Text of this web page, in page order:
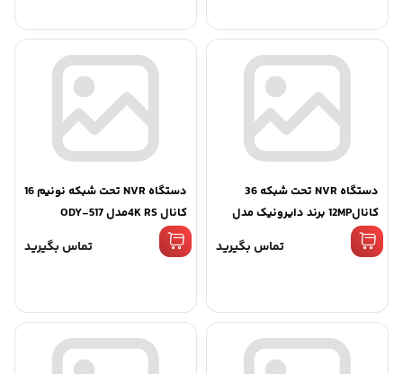
دستگاه NVR تحت شبکه 36
کانال12MP برند دایرونیک مدل
DY-549
تماس بگیرید
دستگاه NVR تحت شبکه نونیم 16
کانال 4K RSمدل ODY-517
تماس بگیرید